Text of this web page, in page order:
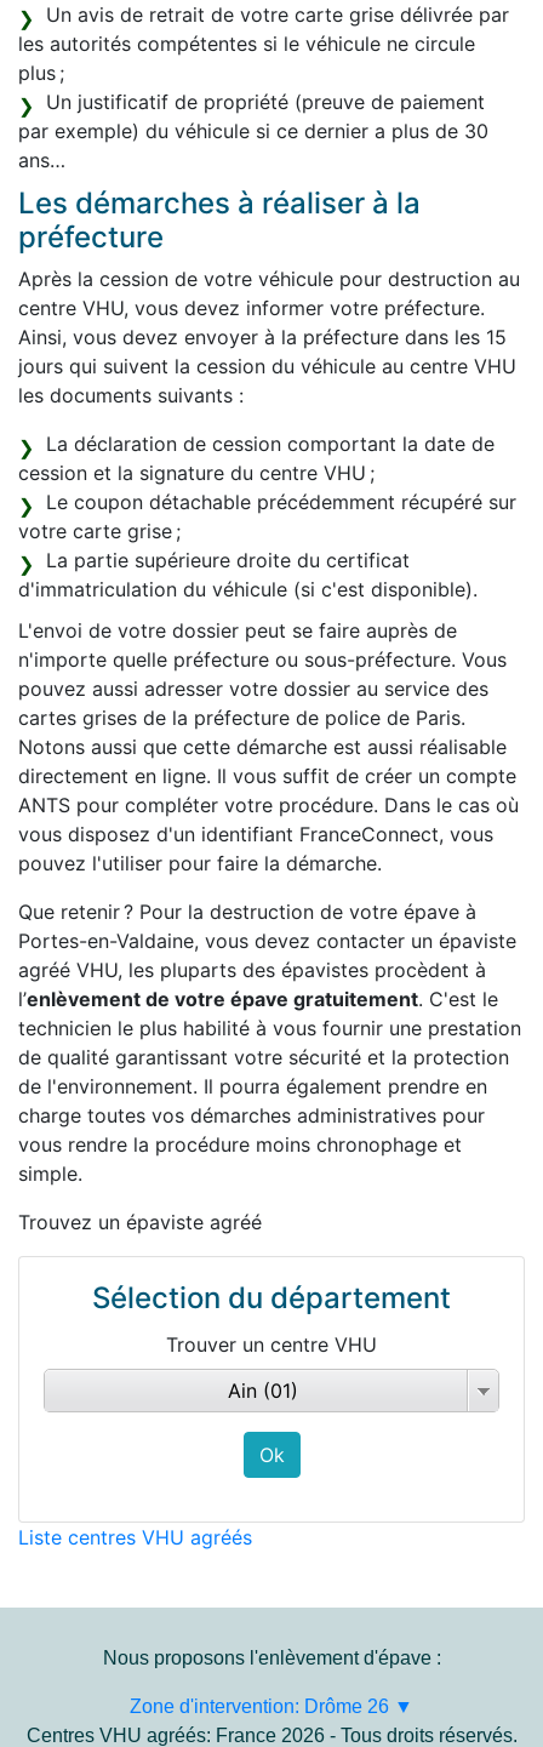
Un avis de retrait de votre carte grise délivrée par
les autorités compétentes si le véhicule ne circule
plus ;
Un justificatif de propriété (preuve de paiement
par exemple) du véhicule si ce dernier a plus de 30
ans…
Les démarches à réaliser à la
préfecture
Après la cession de votre véhicule pour destruction au
centre VHU, vous devez informer votre préfecture.
Ainsi, vous devez envoyer à la préfecture dans les 15
jours qui suivent la cession du véhicule au centre VHU
les documents suivants :
La déclaration de cession comportant la date de
cession et la signature du centre VHU ;
Le coupon détachable précédemment récupéré sur
votre carte grise ;
La partie supérieure droite du certificat
d'immatriculation du véhicule (si c'est disponible).
L'envoi de votre dossier peut se faire auprès de
n'importe quelle préfecture ou sous-préfecture. Vous
pouvez aussi adresser votre dossier au service des
cartes grises de la préfecture de police de Paris.
Notons aussi que cette démarche est aussi réalisable
directement en ligne. Il vous suffit de créer un compte
ANTS pour compléter votre procédure. Dans le cas où
vous disposez d'un identifiant FranceConnect, vous
pouvez l'utiliser pour faire la démarche.
Que retenir ? Pour la destruction de votre épave à
Portes-en-Valdaine, vous devez contacter un épaviste
agréé VHU, les pluparts des épavistes procèdent à
l’enlèvement de votre épave gratuitement. C'est le
technicien le plus habilité à vous fournir une prestation
de qualité garantissant votre sécurité et la protection
de l'environnement. Il pourra également prendre en
charge toutes vos démarches administratives pour
vous rendre la procédure moins chronophage et
simple.
Trouvez un épaviste agréé
Sélection du département
Trouver un centre VHU
Ain (01)
Liste centres VHU agréés
Nous proposons l'enlèvement d'épave :
Zone d'intervention: Drôme 26 ▼
Centres VHU agréés: France 2026 - Tous droits réservés.